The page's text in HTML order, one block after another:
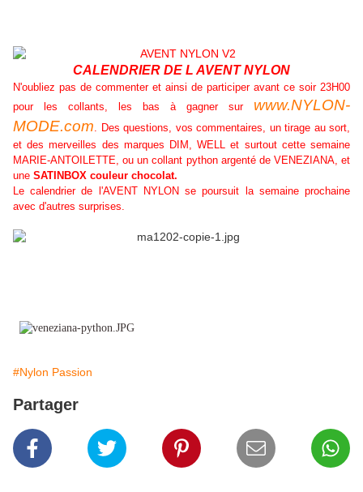
CALENDRIER DE L AVENT NYLON
N'oubliez pas de commenter et ainsi de participer avant ce soir 23H00
pour les collants, les bas à gagner sur www.NYLON-
MODE.com. Des questions, vos commentaires, un tirage au sort,
et des merveilles des marques DIM, WELL et surtout cette semaine
MARIE-ANTOILETTE, ou un collant python argenté de VENEZIANA, et
une SATINBOX couleur chocolat.
Le calendrier de l'AVENT NYLON se poursuit la semaine prochaine
avec d'autres surprises.
#Nylon Passion
Partager